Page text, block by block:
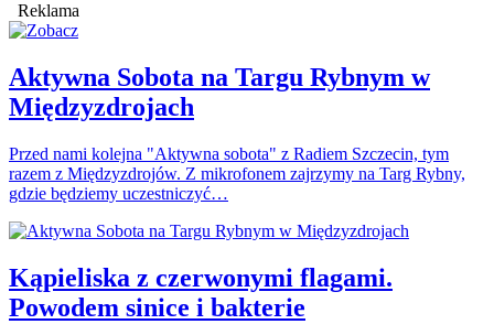
Reklama
Aktywna Sobota na Targu Rybnym w
Międzyzdrojach
Przed nami kolejna "Aktywna sobota" z Radiem Szczecin, tym
razem z Międzyzdrojów. Z mikrofonem zajrzymy na Targ Rybny,
gdzie będziemy uczestniczyć…
Kąpieliska z czerwonymi flagami.
Powodem sinice i bakterie